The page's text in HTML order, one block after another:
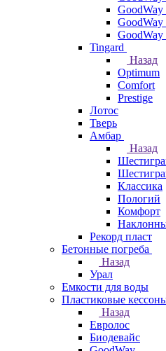
Tingard
Назад
Optimum
Comfort
Prestige
Лотос
Тверь
Амбар
Назад
Классика
Пологий
Комфорт
Рекорд пласт
Бетонные погреба
Назад
Урал
Емкости для воды
Пластиковые
Назад
Евролос
Биодевайс